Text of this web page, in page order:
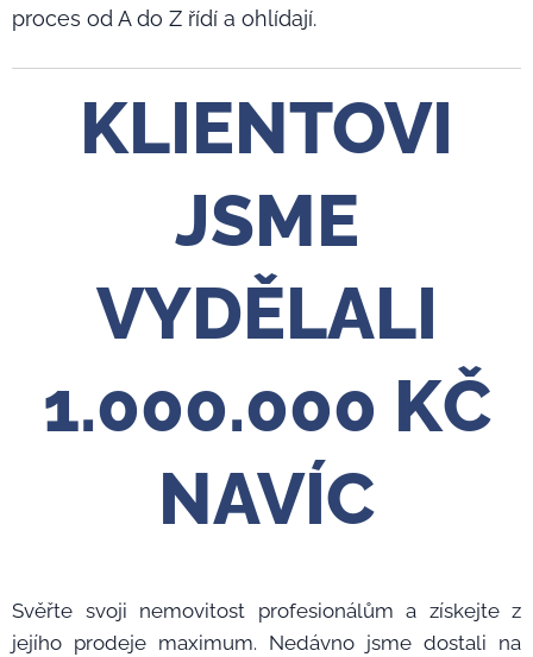
proces od A do Z řídí a ohlídají.
KLIENTOVI
JSME
VYDĚLALI
1.000.000 KČ
NAVÍC
Svěřte svoji nemovitost profesionálům a získejte z
jejího prodeje maximum. Nedávno jsme dostali na